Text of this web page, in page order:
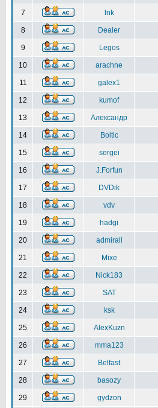
7 lnk
8 Dealer
9 Legos
10 arachne
11 galex1
12 kumof
13 Александр
14 Boltic
15 sergei
16 J.Forfun
17 DVDik
18 vdv
19 hadgi
20 admirall
21 Mixe
22 Nick183
23 SAT
24 ksk
25 AlexKuzn
26 mma123
27 Belfast
28 basozy
29 gydzon